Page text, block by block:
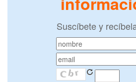
Suscíbete y